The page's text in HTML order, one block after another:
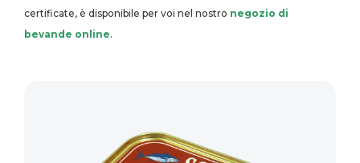
certificate, è disponibile per voi nel nostro negozio di
bevande online.